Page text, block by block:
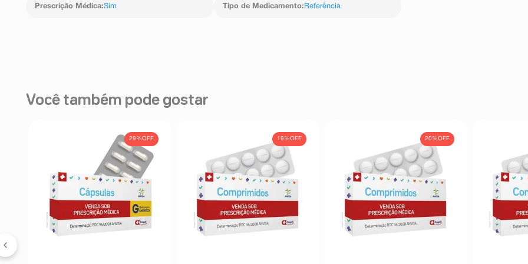
Prescrição Médica:Sim Tipo de Medicamento: Referência
Você também pode gostar
29%OFF 19%OFF 20%OFF